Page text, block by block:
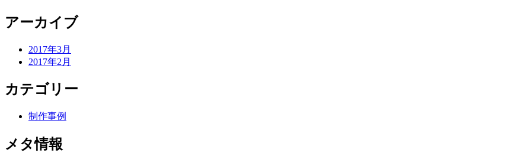
アーカイブ
2017年3月
2017年2月
カテゴリー
制作事例
メタ情報